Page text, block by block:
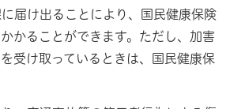
届け出ることにより、国民健康保険
かることができます。ただし、加害
受け取っているときは、国民健康保